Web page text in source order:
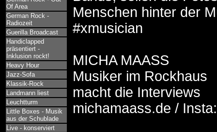
Of Area
German Rock -
Radiozeit
Guerilla Broadcast
Handiclapped
präsentiert -
Inklusion rockt!
Heavy Hour
Jazz-Sofa
Klassik-Rock
Landmann liest
Leuchtturm
Little Boxes - Musik
aus der Schublade
Live - konserviert
Menschen hinter der
#xmusician
MICHA MAASS
Musiker im Rockhaus
macht die Interviews
michamaass.de /